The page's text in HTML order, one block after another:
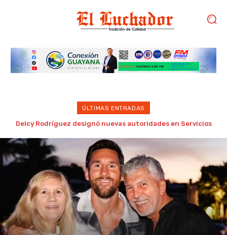
ÚLTIMAS ENTRADAS
Adolescente mata a sus abuelos y cinco personas en un